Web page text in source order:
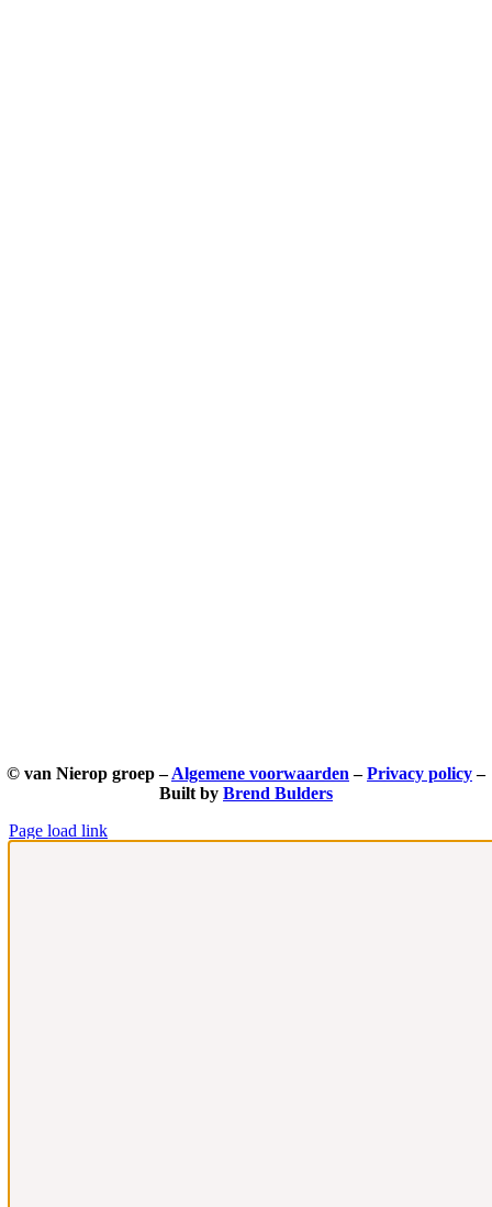
© van Nierop groep –Algemene voorwaarden –Privacy policy–
Built by Brend Bulders
Page load link
Ga